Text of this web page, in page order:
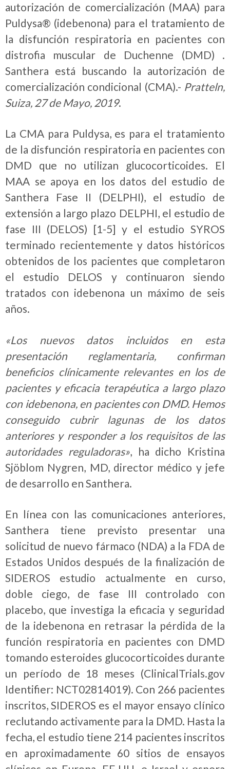
autorización de comercialización (MAA) para
Puldysa® (idebenona) para el tratamiento de
la disfunción respiratoria en pacientes con
distrofia muscular de Duchenne (DMD) .
Santhera está buscando la autorización de
comercialización condicional (CMA).- Pratteln,
Suiza, 27 de Mayo, 2019.
La CMA para Puldysa, es para el tratamiento
de la disfunción respiratoria en pacientes con
DMD que no utilizan glucocorticoides. El
MAA se apoya en los datos del estudio de
Santhera Fase II (DELPHI), el estudio de
extensión a largo plazo DELPHI, el estudio de
fase III (DELOS) [1-5] y el estudio SYROS
terminado recientemente y datos históricos
obtenidos de los pacientes que completaron
el estudio DELOS y continuaron siendo
tratados con idebenona un máximo de seis
años.
«Los nuevos datos incluidos en esta
presentación reglamentaria, confirman
beneficios clínicamente relevantes en los de
pacientes y eficacia terapéutica a largo plazo
con idebenona, en pacientes con DMD. Hemos
conseguido cubrir lagunas de los datos
anteriores y responder a los requisitos de las
autoridades reguladoras», ha dicho Kristina
Sjöblom Nygren, MD, director médico y jefe
de desarrollo en Santhera.
En línea con las comunicaciones anteriores,
Santhera tiene previsto presentar una
solicitud de nuevo fármaco (NDA) a la FDA de
Estados Unidos después de la finalización de
SIDEROS estudio actualmente en curso,
doble ciego, de fase III controlado con
placebo, que investiga la eficacia y seguridad
de la idebenona en retrasar la pérdida de la
función respiratoria en pacientes con DMD
tomando esteroides glucocorticoides durante
un período de 18 meses (ClinicalTrials.gov
Identifier: NCT02814019). Con 266 pacientes
inscritos, SIDEROS es el mayor ensayo clínico
reclutando activamente para la DMD. Hasta la
fecha, el estudio tiene 214 pacientes inscritos
en aproximadamente 60 sitios de ensayos